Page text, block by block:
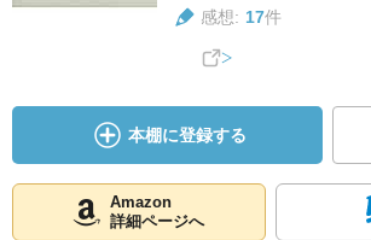
感想: 17件
本棚に登録する
Amazon
詳細ページへ